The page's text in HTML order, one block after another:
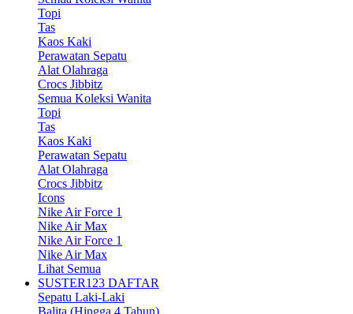
Topi
Tas
Kaos Kaki
Perawatan Sepatu
Alat Olahraga
Crocs Jibbitz
Semua Koleksi Wanita
Topi
Tas
Kaos Kaki
Perawatan Sepatu
Alat Olahraga
Crocs Jibbitz
Icons
Nike Air Force 1
Nike Air Max
Nike Air Force 1
Nike Air Max
Lihat Semua
SUSTER123 DAFTAR
Sepatu Laki-Laki
Balita (Hingga 4 Tahun)